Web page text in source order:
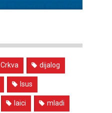
Crkva dijalog
Isus
laici mladi